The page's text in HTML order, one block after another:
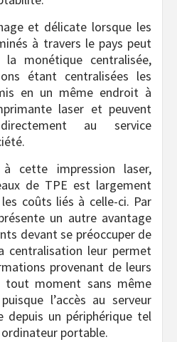
et délicate lorsque les
à travers le pays peut
monétique centralisée,
étant centralisées les
en un même endroit à
laser et peuvent
au service
cette impression laser,
de TPE est largement
coûts liés à celle-ci. Par
un autre avantage
devant se préoccuper de
centralisation leur permet
provenant de leurs
tout moment sans même
l’accès au serveur
depuis un périphérique tel
portable.